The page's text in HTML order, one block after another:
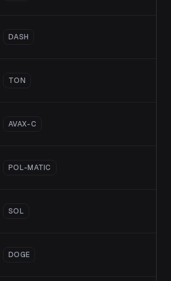
DASH
TON
AVAX-C
POL-MATIC
SOL
DOGE